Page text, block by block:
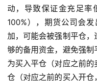
恒
期
货
动，导致保证金充足率
100%），期货公司会
加，可能会被强制平仓
够的备用资金，避免强
为买入平仓（对应之前
仓（对应之前的买入开